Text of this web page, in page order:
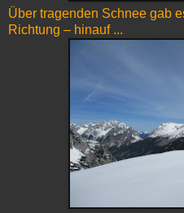
Über tragenden Schnee gab
Richtung – hinauf ...